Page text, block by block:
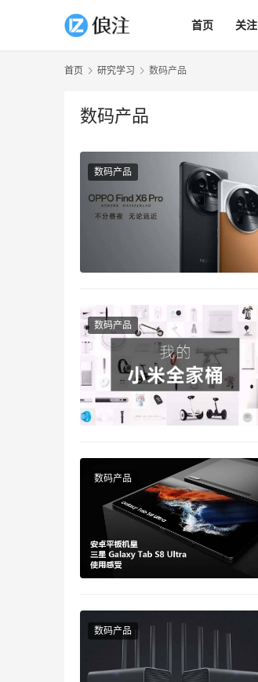
首页 关注
首页 研究学习 数码产品
数码产品
数码产品
数码产品
数码产品
数码产品